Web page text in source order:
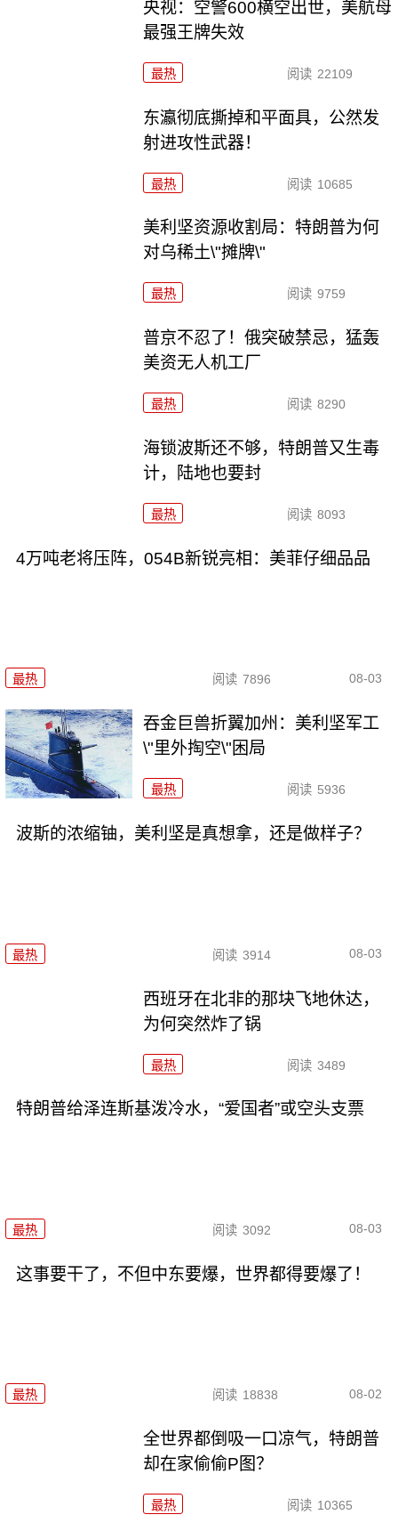
央视：空警600横空出世，美航母
最强王牌失效
最热 阅读 22109
东瀛彻底撕掉和平面具，公然发
射进攻性武器！
最热 阅读 10685
美利坚资源收割局：特朗普为何
对乌稀土\"摊牌\"
最热 阅读 9759
普京不忍了！俄突破禁忌，猛轰
美资无人机工厂
最热 阅读 8290
海锁波斯还不够，特朗普又生毒
计，陆地也要封
最热 阅读 8093
4万吨老将压阵，054B新锐亮相：美菲仔细品品
最热 阅读 7896 08-03
吞金巨兽折翼加州：美利坚军工
\"里外掏空\"困局
最热 阅读 5936
波斯的浓缩铀，美利坚是真想拿，还是做样子？
最热 阅读 3914 08-03
西班牙在北非的那块飞地休达，
为何突然炸了锅
最热 阅读 3489
特朗普给泽连斯基泼冷水，“爱国者”或空头支票
最热 阅读 3092 08-03
这事要干了，不但中东要爆，世界都得要爆了！
最热 阅读 18838 08-02
全世界都倒吸一口凉气，特朗普
却在家偷偷P图？
最热 阅读 10365